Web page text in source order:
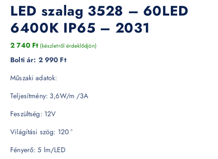
LED szalag 3528 – 60LED
6400K IP65 – 2031
2 740 Ft (készletről érdeklődjön)
Bolti ár: 2 990 Ft
Műszaki adatok:
Teljesítmény: 3,6W/m /3A
Feszültség: 12V
Világítási szög: 120 °
Fényerő: 5 lm/LED